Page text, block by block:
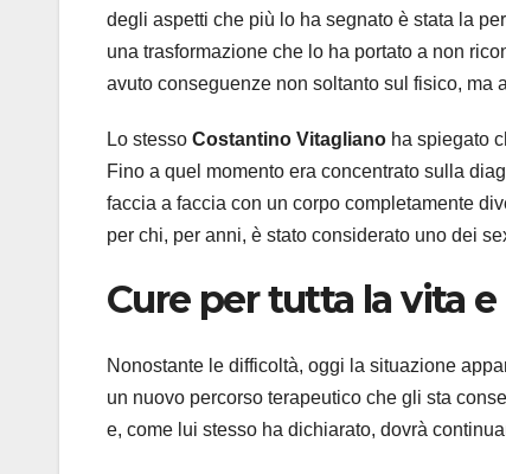
degli aspetti che più lo ha segnato è stata la
una trasformazione che lo ha portato a non
avuto conseguenze non soltanto sul fisico, ma
Lo stesso Costantino Vitagliano ha spiegato
Fino a quel momento era concentrato sulla
faccia a faccia con un corpo completamente
per chi, per anni, è stato considerato uno dei
Cure per tutta la vita
Nonostante le difficoltà, oggi la situazione
un nuovo percorso terapeutico che gli sta
e, come lui stesso ha dichiarato, dovrà